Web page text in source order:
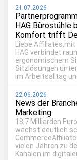
21.07.2026
HAG Bürostühle
Komfort trifft
Liebe
HAG verbindet
ergonomischem
Sitzlösungen
im Arbeitsalltag
22.06.2026
News der
Marketing.
18,7 Milliarden
wächst deutlich
vielen Jahren zu
Kanälen im